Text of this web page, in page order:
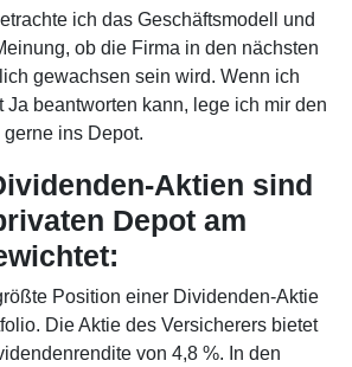
ich das Geschäftsmodell und
ob die Firma in den nächsten
gewachsen sein wird. Wenn ich
Ja beantworten kann, lege ich mir den
ins Depot.
Aktien sind
Depot am
Position einer Dividenden-Aktie
Die Aktie des Versicherers bietet
von 4,8 %. In den